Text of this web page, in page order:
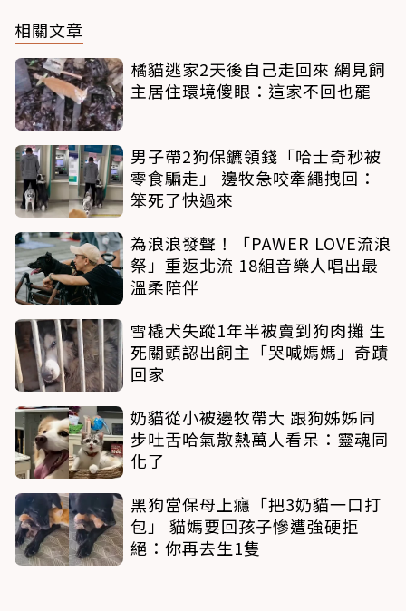
相關文章
橘貓逃家2天後自己走回來 網見飼
主居住環境傻眼：這家不回也罷
男子帶2狗保鑣領錢「哈士奇秒被
零食騙走」 邊牧急咬牽繩拽回：
笨死了快過來
為浪浪發聲！「PAWER LOVE流浪
祭」重返北流 18組音樂人唱出最
溫柔陪伴
雪橇犬失蹤1年半被賣到狗肉攤 生
死關頭認出飼主「哭喊媽媽」奇蹟
回家
奶貓從小被邊牧帶大 跟狗姊姊同
步吐舌哈氣散熱萬人看呆：靈魂同
化了
黑狗當保母上癮「把3奶貓一口打
包」 貓媽要回孩子慘遭強硬拒
絕：你再去生1隻